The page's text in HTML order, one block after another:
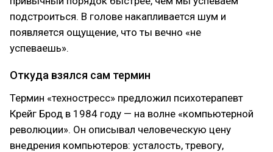
подстроиться. В голове накапливается шум и
появляется ощущение, что ты вечно «не
успеваешь».
Откуда взялся сам термин
Термин «техностресс» предложил психотерапевт
Крейг Брод в 1984 году — на волне «компьютерной
революции». Он описывал человеческую цену
внедрения компьютеров: усталость, тревогу,